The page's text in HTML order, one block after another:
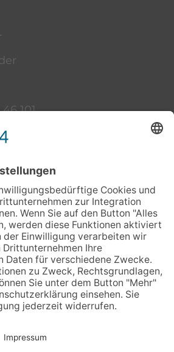
101
Versand & Zahlung
Wein & Speisen
Datenschutz